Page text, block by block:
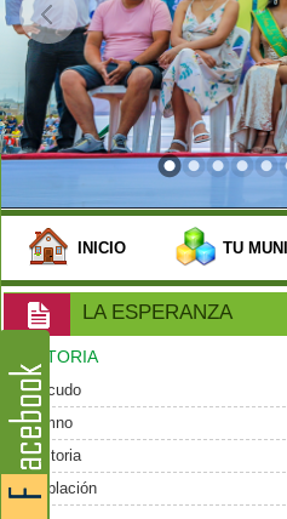
INICIO TU
LA ESPERANZA
HISTORIA
Escudo
Himno
Historia
Población